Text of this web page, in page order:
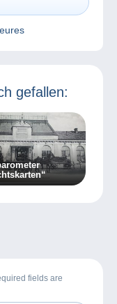
gefallen:
fields are